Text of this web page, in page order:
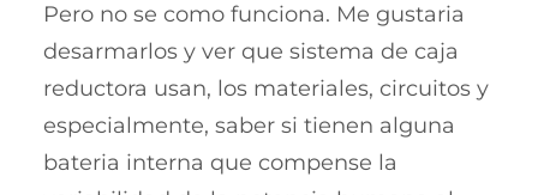
Pero no se como funciona. Me gustaria
desarmarlos y ver que sistema de caja
reductora usan, los materiales, circuitos y
especialmente, saber si tienen alguna
bateria interna que compense la